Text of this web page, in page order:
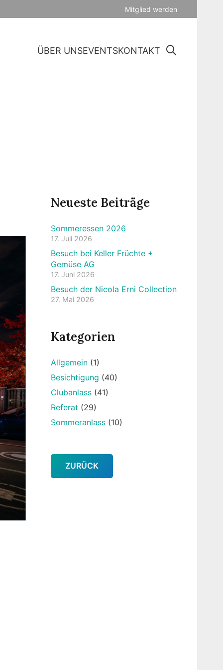
Mitglied werden
ÜBER UNSEVENTSKONTAKT
Neueste Beiträge
Sommeressen 2026
17. Juli 2026
Besuch bei Keller Früchte +
Gemüse AG
17. Juni 2026
Besuch der Nicola Erni Collection
27. Mai 2026
Kategorien
Allgemein (1)
Besichtigung (40)
Clubanlass (41)
Referat (29)
Sommeranlass (10)
ZURÜCK